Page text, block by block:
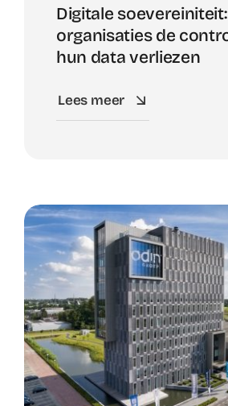
Digitale
organisaties de
hun data verliezen
Lees meer